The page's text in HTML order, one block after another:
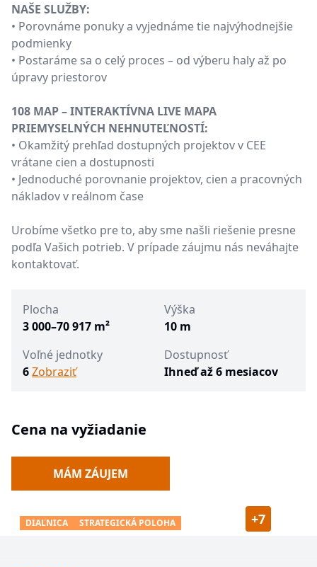
NAŠE SLUŽBY:
• Porovnáme ponuky a vyjednáme tie najvýhodnejšie
podmienky
• Postaráme sa o celý proces – od výberu haly až po
úpravy priestorov
108 MAP – INTERAKTÍVNA LIVE MAPA
PRIEMYSELNÝCH NEHNUTEĽNOSTÍ:
• Okamžitý prehľad dostupných projektov v CEE
vrátane cien a dostupnosti
• Jednoduché porovnanie projektov, cien a pracovných
nákladov v reálnom čase
Urobíme všetko pre to, aby sme našli riešenie presne
podľa Vašich potrieb. V prípade záujmu nás neváhajte
kontaktovať.
Plocha
3 000–70 917 m²
Výška
10 m
Voľné jednotky
6Zobraziť
Dostupnosť
Ihneď až 6 mesiacov
Cena na vyžiadanie
MÁM ZÁUJEM
DIAĽNICA STRATEGICKÁ POLOHA +7